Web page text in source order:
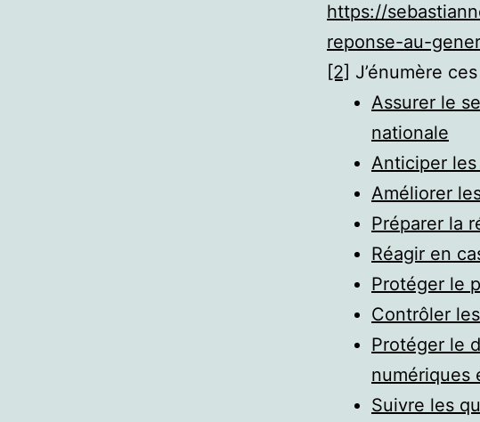
https://
reponse-au-
[2] J’énumère
Assurer le
nationale
Anticiper
Améliorer
Préparer la
Réagir en
Protéger le
Contrôler
Protéger le
numériques
Suivre les